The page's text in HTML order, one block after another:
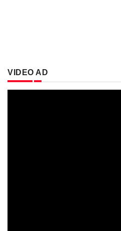
VIDEO AD